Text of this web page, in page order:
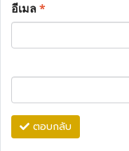
อีเมล*
ตอบกลับ